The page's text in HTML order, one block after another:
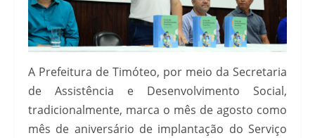
A Prefeitura de Timóteo, por meio da Secretaria
de Assistência e Desenvolvimento Social,
tradicionalmente, marca o mês de agosto como
mês de aniversário de implantação do Serviço